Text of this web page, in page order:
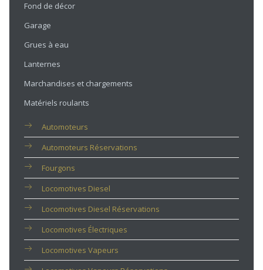
Fond de décor
Garage
Grues à eau
Lanternes
Marchandises et chargements
Matériels roulants
Automoteurs
Automoteurs Réservations
Fourgons
Locomotives Diesel
Locomotives Diesel Réservations
Locomotives Électriques
Locomotives Vapeurs